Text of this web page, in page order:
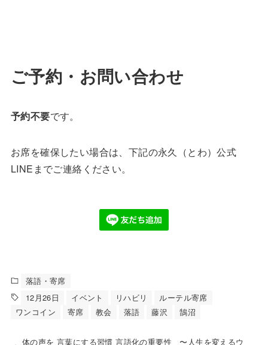
ご予約・お問い合わせ
予約不要です。
お席を確保したい場合は、下記の永久（とわ）公式
LINEまでご連絡ください。
落語・寄席
12月26日
イベント リハビリ
ルーテル寄席
ワンコイン
寄席 教会 落語 藤沢 鵠沼
体の声を 言葉にする習慣 言語化の重要性 〜人生を変えるウ